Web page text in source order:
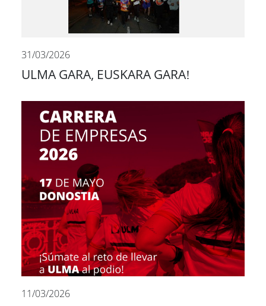
31/03/2026
ULMA GARA, EUSKARA GARA!
11/03/2026